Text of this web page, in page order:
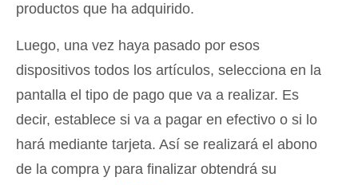
productos que ha adquirido.
Luego, una vez haya pasado por esos
dispositivos todos los artículos, selecciona en la
pantalla el tipo de pago que va a realizar. Es
decir, establece si va a pagar en efectivo o si lo
hará mediante tarjeta. Así se realizará el abono
de la compra y para finalizar obtendrá su